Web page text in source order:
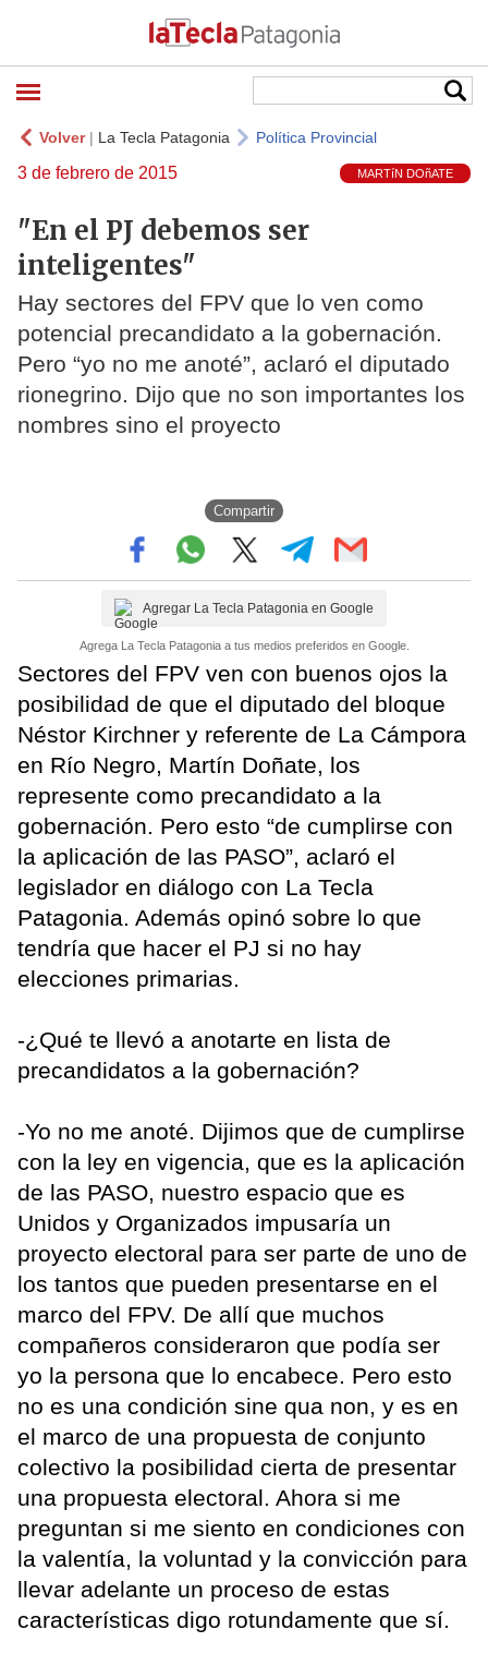
Volver| La Tecla Patagonia Política Provincial
3 de febrero de 2015 MARTíN DOñATE
"En el PJ debemos ser
inteligentes"
Hay sectores del FPV que lo ven como
potencial precandidato a la gobernación.
Pero “yo no me anoté”, aclaró el diputado
rionegrino. Dijo que no son importantes los
nombres sino el proyecto
Compartir
Agregar La Tecla Patagonia en Google
Agrega La Tecla Patagonia a tus medios preferidos en Google.
Sectores del FPV ven con buenos ojos la
posibilidad de que el diputado del bloque
Néstor Kirchner y referente de La Cámpora
en Río Negro, Martín Doñate, los
represente como precandidato a la
gobernación. Pero esto “de cumplirse con
la aplicación de las PASO”, aclaró el
legislador en diálogo con La Tecla
Patagonia. Además opinó sobre lo que
tendría que hacer el PJ si no hay
elecciones primarias.
-¿Qué te llevó a anotarte en lista de
precandidatos a la gobernación?
-Yo no me anoté. Dijimos que de cumplirse
con la ley en vigencia, que es la aplicación
de las PASO, nuestro espacio que es
Unidos y Organizados impusaría un
proyecto electoral para ser parte de uno de
los tantos que pueden presentarse en el
marco del FPV. De allí que muchos
compañeros consideraron que podía ser
yo la persona que lo encabece. Pero esto
no es una condición sine qua non, y es en
el marco de una propuesta de conjunto
colectivo la posibilidad cierta de presentar
una propuesta electoral. Ahora si me
preguntan si me siento en condiciones con
la valentía, la voluntad y la convicción para
llevar adelante un proceso de estas
características digo rotundamente que sí.